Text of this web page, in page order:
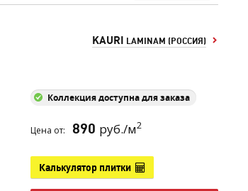
KAURI LAMINAM (РОССИЯ)
Коллекция доступна для заказа
Цена от: 890 руб./м2
Калькулятор плитки